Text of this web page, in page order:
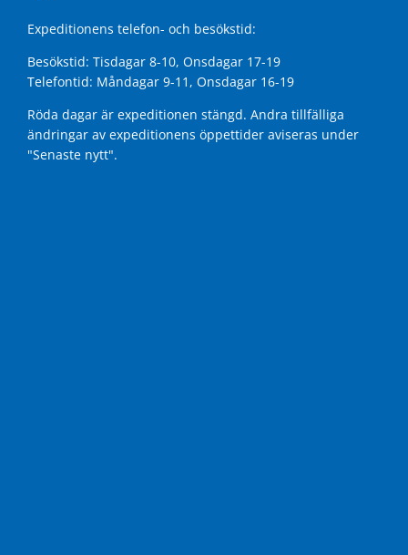
Expeditionens telefon- och besökstid:
Besökstid: Tisdagar 8-10, Onsdagar 17-19
Telefontid: Måndagar 9-11, Onsdagar 16-19
Röda dagar är expeditionen stängd. Andra tillfälliga
ändringar av expeditionens öppettider aviseras under
"Senaste nytt".